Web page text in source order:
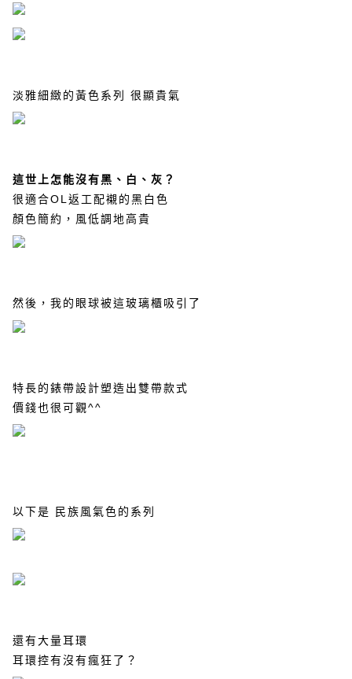
淡雅細緻的黃色系列 很顯貴氣
這世上怎能沒有黑、白、灰？
很適合OL返工配襯的黑白色
顏色簡約，風低調地高貴
然後，我的眼球被這玻璃櫃吸引了
特長的錶帶設計塑造出雙帶款式
價錢也很可觀^^
以下是 民族風氣色的系列
還有大量耳環
耳環控有沒有瘋狂了？